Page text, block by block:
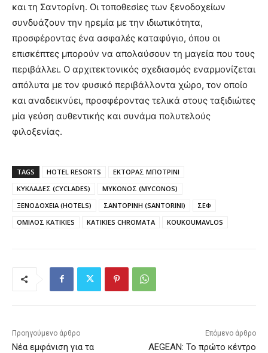
και τη Σαντορίνη. Οι τοποθεσίες των ξενοδοχείων
συνδυάζουν την ηρεμία με την ιδιωτικότητα,
προσφέροντας ένα ασφαλές καταφύγιο, όπου οι
επισκέπτες μπορούν να απολαύσουν τη μαγεία που τους
περιβάλλει. Ο αρχιτεκτονικός σχεδιασμός εναρμονίζεται
απόλυτα με τον φυσικό περιβάλλοντα χώρο, τον οποίο
και αναδεικνύει, προσφέροντας τελικά στους ταξιδιώτες
μία γεύση αυθεντικής και συνάμα πολυτελούς
φιλοξενίας.
TAGS HOTEL RESORTS
ΕΚΤΟΡΑΣ ΜΠΟΤΡΙΝΙ
ΚΥΚΛΑΔΕΣ (CYCLADES)
ΜΥΚΟΝΟΣ (MYCONOS)
ΞΕΝΟΔΟΧΕΙΑ (HOTELS)
ΣΑΝΤΟΡΙΝΗ (SANTORINI)
ΣΕΦ
ΟΜΙΛΟΣ KATIKIES
KATIKIES CHROMATA KOUKOUMAVLOS
Προηγούμενο άρθρο
Νέα εμφάνιση για τα
Επόμενο άρθρο
AEGEAN: Το πρώτο κέντρο